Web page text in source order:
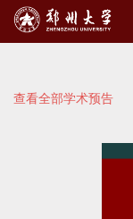
查看全部学术预告